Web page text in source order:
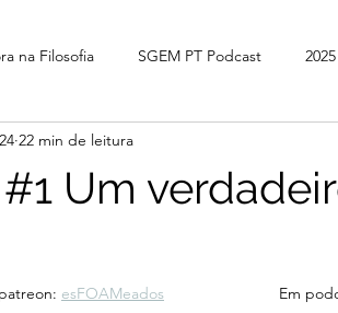
na Filosofia SGEM PT Podcast 2025
Abril 2026 Março 2026
Um
22 min de leitura
patreon:
esFOAMeados
Em